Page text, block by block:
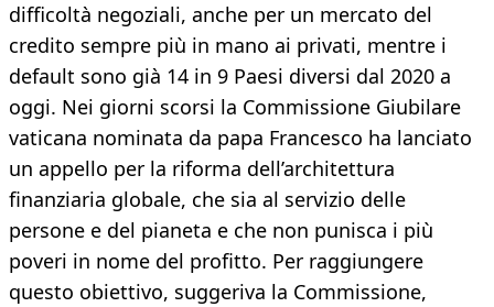
difficoltà negoziali, anche per un mercato del
credito sempre più in mano ai privati, mentre i
default sono già 14 in 9 Paesi diversi dal 2020 a
oggi. Nei giorni scorsi la Commissione Giubilare
vaticana nominata da papa Francesco ha lanciato
un appello per la riforma dell’architettura
finanziaria globale, che sia al servizio delle
persone e del pianeta e che non punisca i più
poveri in nome del profitto. Per raggiungere
questo obiettivo, suggeriva la Commissione,